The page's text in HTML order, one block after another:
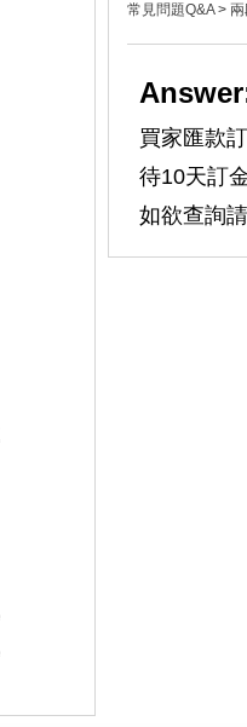
常見問題Q&A>
買家匯款
待10天訂
如欲查詢